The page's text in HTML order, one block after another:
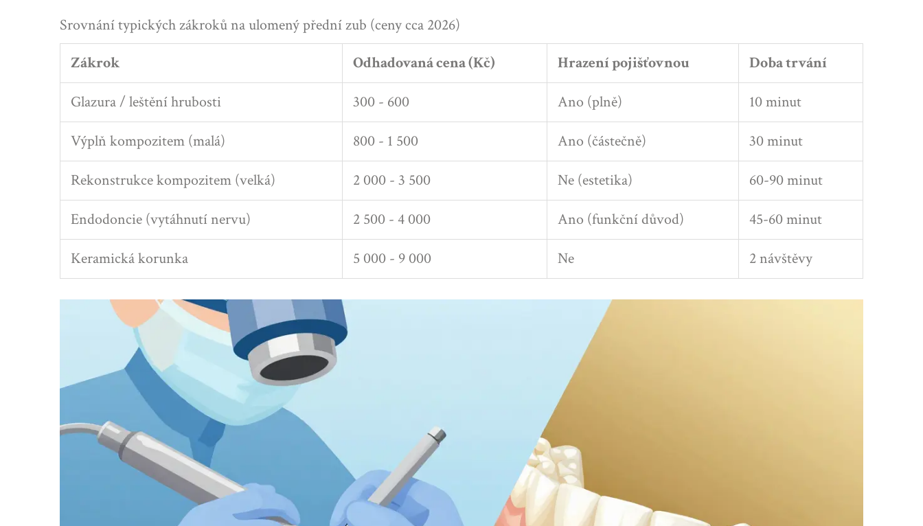
Srovnání typických zákroků na ulomený přední zub (ceny cca 2026)
Zákrok
Odhadovaná cena (Kč) Hrazení pojišťovnou
Doba trvání
Glazura / leštění hrubosti
300 - 600 Ano (plně)
10 minut
Výplň kompozitem (malá)
800 - 1 500 Ano (částečně)
30 minut
Rekonstrukce kompozitem (velká)
2 000 - 3 500 Ne (estetika)
60-90 minut
Endodoncie (vytáhnutí nervu)
2 500 - 4 000 Ano (funkční důvod)
45-60 minut
Keramická korunka
5 000 - 9 000 Ne 2 návštěvy